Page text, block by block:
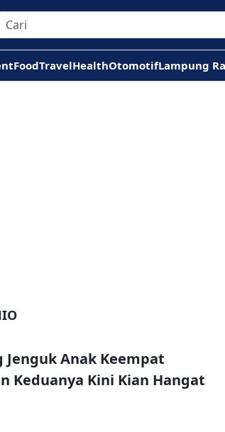
FoodTravelHealthOtomotifLampung
Anak Keempat
Keduanya Kini Kian Hangat